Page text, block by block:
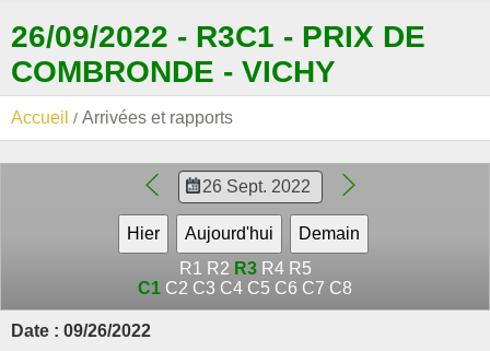
26/09/2022 - R3C1 - PRIX DE
COMBRONDE - VICHY
Accueil Arrivées et rapports
R1 R2 R3 R4 R5
C1 C2 C3 C4 C5 C6 C7 C8
Date : 09/26/2022